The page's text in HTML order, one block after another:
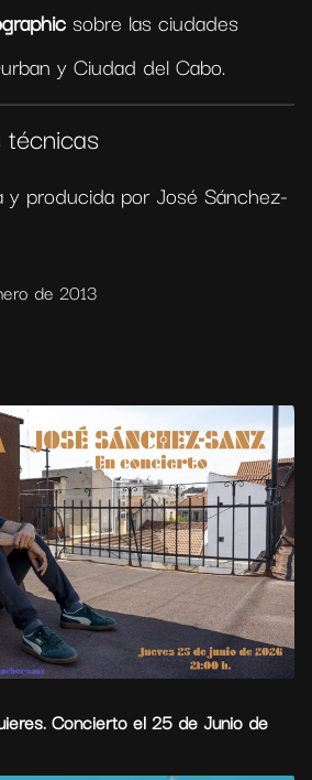
sobre las ciudades
y Ciudad del Cabo.
y producida por José Sánchez-
de 2013
Concierto el 25 de Junio de